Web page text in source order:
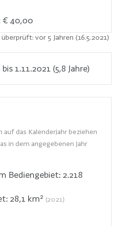
€ 40,00
vor 5 Jahren (16.5.2021)
1.11.2021 (5,8 Jahre)
auf das Kalenderjahr beziehen
in dem angegebenen Jahr
Bediengebiet: 2.218
28,1 km² (2021)